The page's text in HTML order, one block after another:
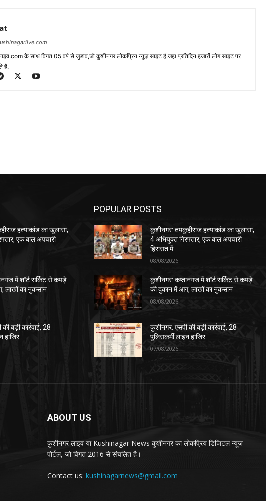
के साथ विगत 05 वर्ष से जुडाव,जो कुशीनगर लोकप्रिय न्यूज़ साइट है.जहा प्रतिदिन हजारों लोग साइट पर
है.
हत्याकांड का खुलासा,
एक बाल अपचारी
में शॉर्ट सर्किट से कपड़े
लाखों का नुकसान
बड़ी कार्रवाई, 28
हाजिर
POPULAR POSTS
कुशीनगर: तमकुहीराज हत्याकांड का खुलासा,
4 अभियुक्त गिरफ्तार, एक बाल अपचारी
हिरासत में
08/08/2026
कुशीनगर: कप्तानगंज में शॉर्ट सर्किट से कपड़े
की दुकान में आग, लाखों का नुकसान
08/08/2026
कुशीनगर: एसपी की बड़ी कार्रवाई, 28
पुलिसकर्मी लाइन हाजिर
07/08/2026
ABOUT US
कुशीनगर लाइव या Kushinagar News कुशीनगर का लोकप्रिय डिजिटल न्यूज़
पोर्टल, जो विगत 2016 से संचलित है।
Contact us: kushinagarnews@gmail.com